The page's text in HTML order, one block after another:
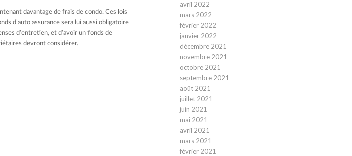
davantage de frais de condo. Ces lois
d’auto assurance sera lui aussi obligatoire
d’entretien, et d’avoir un fonds de
devront considérer.
avril 2022
mars 2022
février 2022
janvier 2022
décembre 2021
novembre 2021
octobre 2021
septembre 2021
août 2021
juillet 2021
juin 2021
mai 2021
avril 2021
mars 2021
février 2021